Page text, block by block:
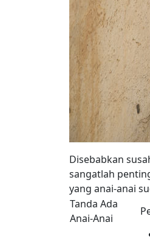
Disebabkan
sangatlah
yang anai-anai
Tanda Ada
Anai-Anai